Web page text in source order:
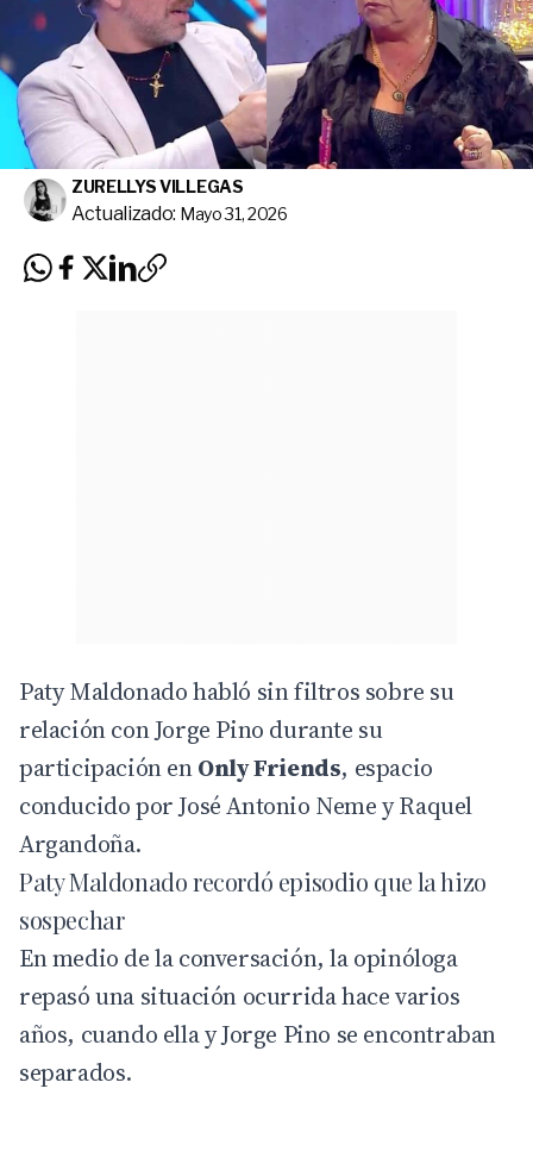
ZURELLYS VILLEGAS
Actualizado: Mayo 31, 2026
Paty Maldonado habló sin filtros sobre su
relación con Jorge Pino durante su
participación enOnly Friends, espacio
conducido por José Antonio Neme y Raquel
Argandoña.
Paty Maldonado recordó episodio que la hizo
sospechar
En medio de la conversación, la opinóloga
repasó una situación ocurrida hace varios
años, cuando ella y Jorge Pino se encontraban
separados.